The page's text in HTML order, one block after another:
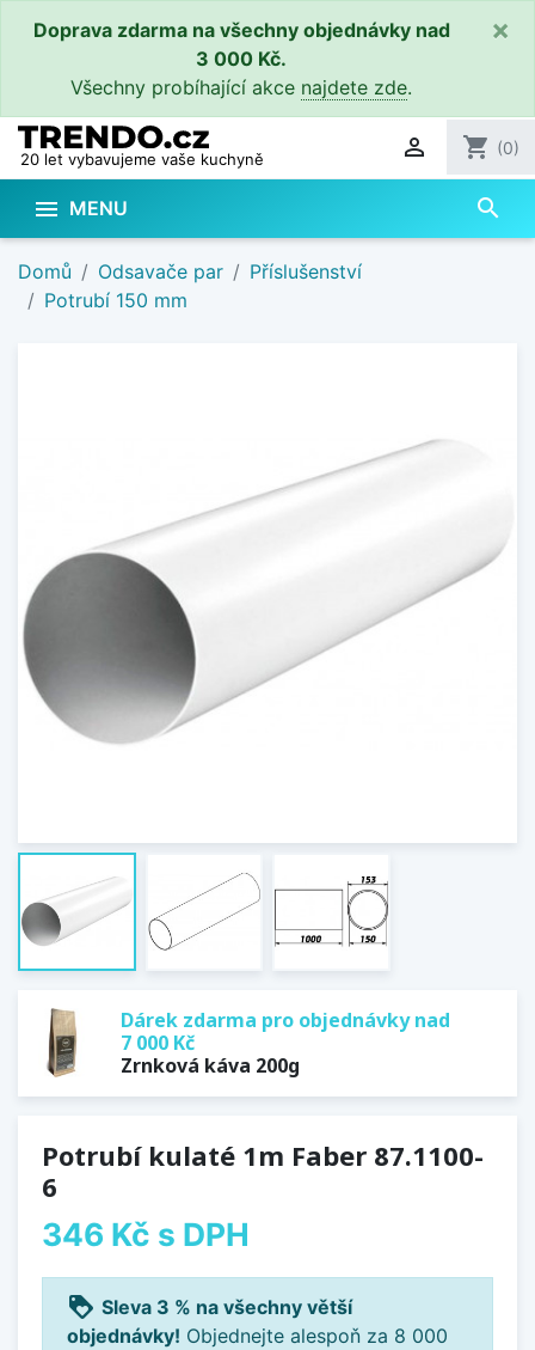
Doprava zdarma na všechny objednávky nad
3 000 Kč.
Všechny probíhající akce najdete zde.
×
20 let vybavujeme vaše kuchyně  shopping_cart (0)
 MENU search
Domů Odsavače par
Příslušenství
Potrubí 150 mm
Dárek zdarma pro objednávky nad
7 000 Kč
Zrnková káva 200g
Potrubí kulaté 1m Faber 87.1100-
6
346 Kč s DPH
loyalty Sleva 3 % na všechny větší
objednávky! Objednejte alespoň za 8 000